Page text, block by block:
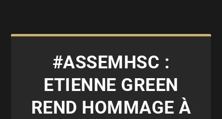
#ASSEMHSC :
ETIENNE GREEN
REND HOMMAGE À